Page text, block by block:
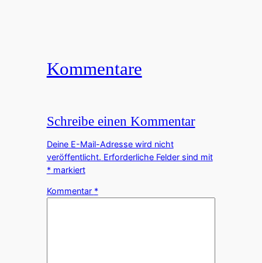
Kommentare
Schreibe einen Kommentar
Deine E-Mail-Adresse wird nicht
veröffentlicht. Erforderliche Felder sind mit
*markiert
Kommentar *